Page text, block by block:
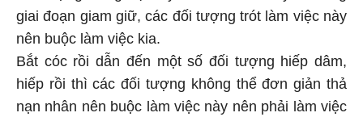
giai đoạn giam giữ, các đối tượng trót làm việc này
nên buộc làm việc kia.
Bắt cóc rồi dẫn đến một số đối tượng hiếp dâm,
hiếp rồi thì các đối tượng không thể đơn giản thả
nạn nhân nên buộc làm việc này nên phải làm việc